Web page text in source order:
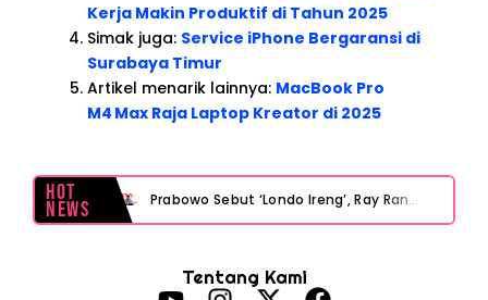
Kerja Makin Produktif di Tahun 2025
Simak juga: Service iPhone Bergaransi di
Surabaya Timur
Artikel menarik lainnya: MacBook Pro
M4 Max Raja Laptop Kreator di 2025
Hot
News Prabowo Sebut ‘Londo Ireng’, Ray Rangkuti Desak DPR Bersikap, Ini Ulasan Politiknya
Tentang Kami